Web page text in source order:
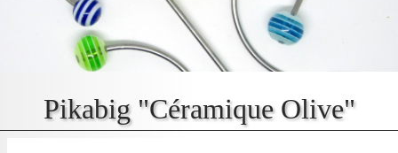
Pics Droits
L'histoire de Pikabig
Pikabig "Céramique Olive"